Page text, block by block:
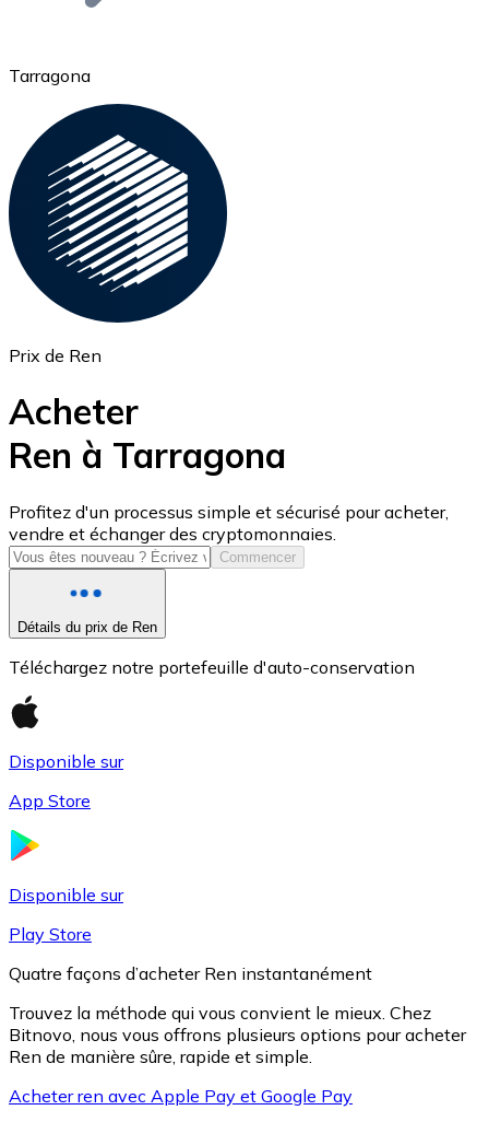
Ethereum
ETH
USD Coin
USDC
Tarragona
Prix de Ren
Acheter
Ren à Tarragona
Profitez d'un processus simple et sécurisé pour acheter,
vendre et échanger des cryptomonnaies.
Commencer
Détails du prix de Ren
Téléchargez notre portefeuille d'auto-conservation
Disponible sur
App Store
Disponible sur
Play Store
Quatre façons d’acheter Ren instantanément
Trouvez la méthode qui vous convient le mieux. Chez
Bitnovo, nous vous offrons plusieurs options pour acheter
Ren de manière sûre, rapide et simple.
Acheter ren avec Apple Pay et Google Pay